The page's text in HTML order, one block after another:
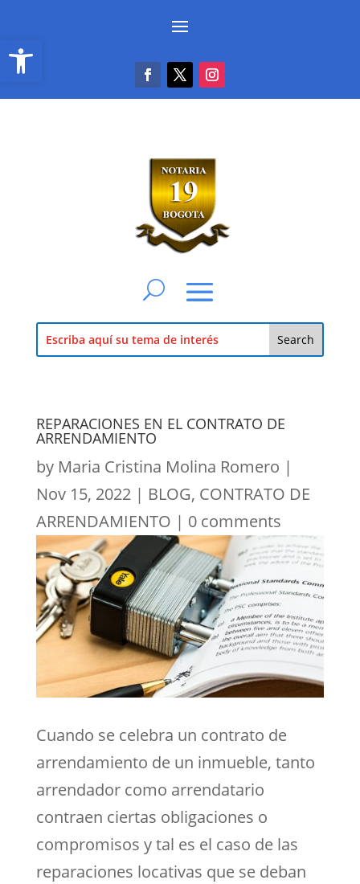
Abrir barra de herramientas
REPARACIONES EN EL CONTRATO DE
ARRENDAMIENTO
by Maria Cristina Molina Romero |
Nov 15, 2022| BLOG, CONTRATO DE
ARRENDAMIENTO | 0 comments
Cuando se celebra un contrato de
arrendamiento de un inmueble, tanto
arrendador como arrendatario
contraen ciertas obligaciones o
compromisos y tal es el caso de las
reparaciones locativas que se deban